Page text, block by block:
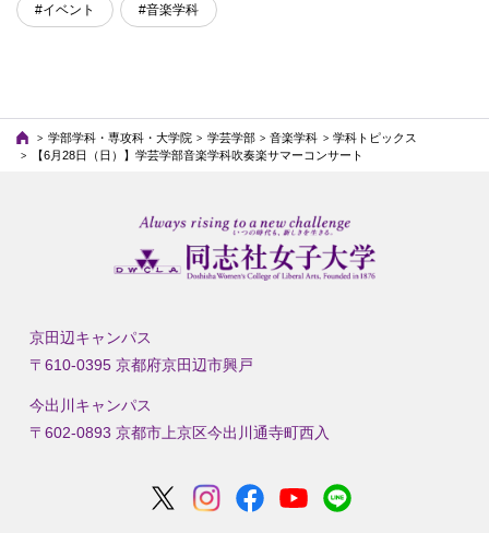
#イベント #音楽学科
学部学科・専攻科・大学院 学芸学部 音楽学科
学科トピックス
【6月28日（日）】学芸学部音楽学科吹奏楽サマーコンサート
京田辺キャンパス
〒610-0395 京都府京田辺市興戸
今出川キャンパス
〒602-0893 京都市上京区今出川通寺町西入